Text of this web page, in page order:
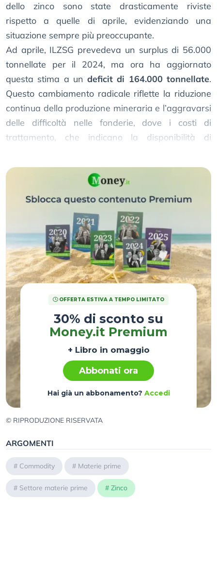
dello zinco sono state drasticamente riviste
rispetto a quelle di aprile, evidenziando una
situazione sempre più preoccupante.
Ad aprile, ILZSG prevedeva un surplus di 56.000
tonnellate per il 2024, ma ora ha aggiornato
questa stima a undeficit di 164.000 tonnellate.
Questo cambiamento radicale riflette la riduzione
continua della produzione mineraria e l’aggravarsi
delle difficoltà nelle fonderie, dove i costi di
trattamento, che indicano la disponibilità di
OFFERTA ESTIVA A TEMPO LIMITATO
30% di sconto su
Money.it Premium
+ Libro in omaggio
Abbonati ora
Hai già un abbonamento? Accedi
© RIPRODUZIONE RISERVATA
ARGOMENTI
# Commodity # Materie prime
# Settore materie prime # Zinco